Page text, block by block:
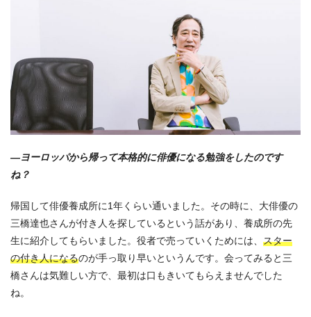
—ヨーロッパから帰って本格的に俳優になる勉強をしたのです
ね？
帰国して俳優養成所に1年くらい通いました。その時に、大俳優の
三橋達也さんが付き人を探しているという話があり、養成所の先
生に紹介してもらいました。役者で売っていくためには、 スター
の付き人になるのが手っ取り早いというんです。会ってみると三
橋さんは気難しい方で、最初は口もきいてもらえませんでした
ね。